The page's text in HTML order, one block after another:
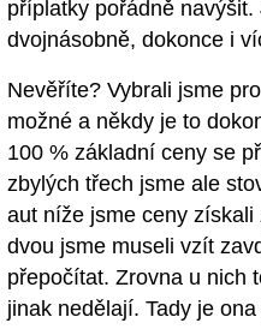
příplatky pořádně
dvojnásobně, dokonce i
Nevěříte? Vybrali jsme
možné a někdy je to
100 % základní ceny se
zbylých třech jsme ale
aut níže jsme ceny
dvou jsme museli vzít
přepočítat. Zrovna u nich
jinak nedělají. Tady je ona